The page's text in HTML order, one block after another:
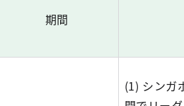
期間
(1) シンガ